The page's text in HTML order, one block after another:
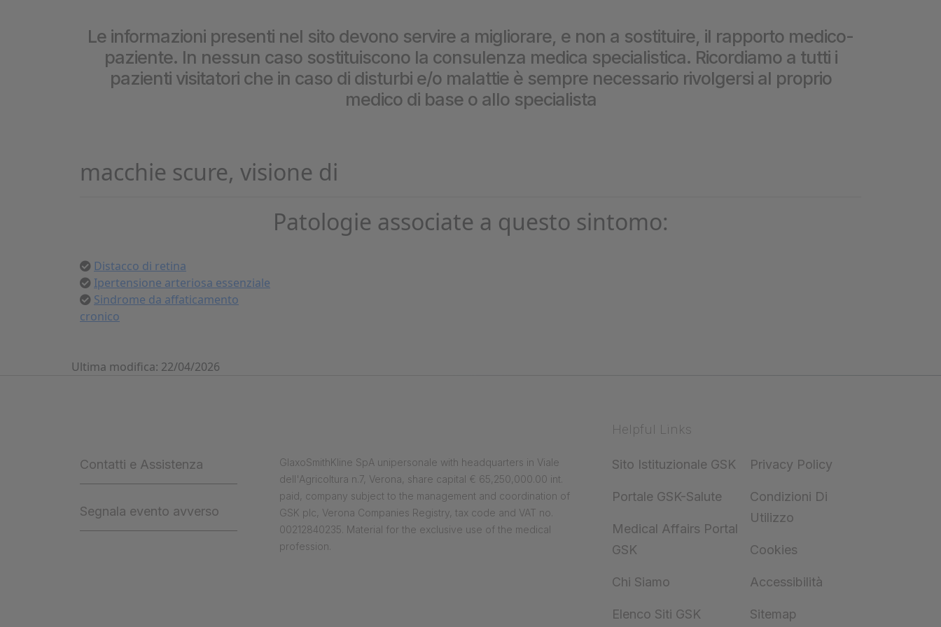
Le informazioni presenti nel sito devono servire a migliorare, e non a sostituire, il rapporto medico-
paziente. In nessun caso sostituiscono la consulenza medica specialistica. Ricordiamo a tutti i
pazienti visitatori che in caso di disturbi e/o malattie è sempre necessario rivolgersi al proprio
medico di base o allo specialista
macchie scure, visione di
Patologie associate a questo sintomo:
Distacco di retina
Ipertensione arteriosa essenziale
Sindrome da affaticamento
cronico
Ultima modifica: 22/04/2026
Helpful Links
Contatti e Assistenza
Segnala evento avverso
GlaxoSmithKline SpA unipersonale with headquarters in Viale
dell'Agricoltura n.7, Verona, share capital € 65,250,000.00 int.
paid, company subject to the management and coordination of
GSK plc, Verona Companies Registry, tax code and VAT no.
00212840235. Material for the exclusive use of the medical
profession.
Sito Istituzionale GSK
Portale GSK-Salute
Medical Affairs Portal
GSK
Chi Siamo
Elenco Siti GSK
Privacy Policy
Condizioni Di
Utilizzo
Cookies
Accessibilità
Sitemap
Cookie pubblicitari